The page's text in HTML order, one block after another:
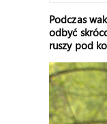
Podczas
odbyć
ruszy pod